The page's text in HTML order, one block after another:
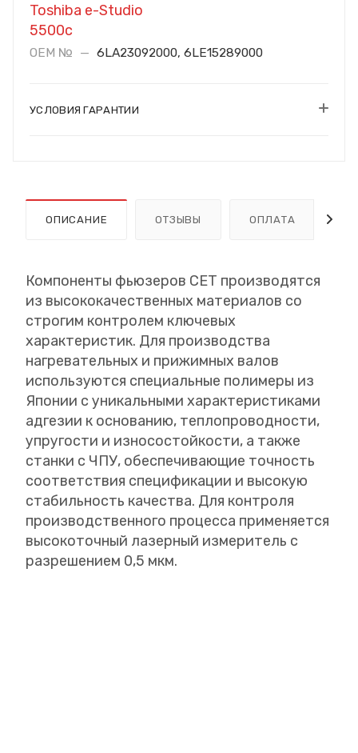
Toshiba e-Studio
5500c
OEM № — 6LA23092000, 6LE15289000
УСЛОВИЯ ГАРАНТИИ
ОПИСАНИЕ ОТЗЫВЫ ОПЛАТА
Компоненты фьюзеров CET производятся
из высококачественных материалов со
строгим контролем ключевых
характеристик. Для производства
нагревательных и прижимных валов
используются специальные полимеры из
Японии с уникальными характеристиками
адгезии к основанию, теплопроводности,
упругости и износостойкости, а также
станки с ЧПУ, обеспечивающие точность
соответствия спецификации и высокую
стабильность качества. Для контроля
производственного процесса применяется
высокоточный лазерный измеритель с
разрешением 0,5 мкм.